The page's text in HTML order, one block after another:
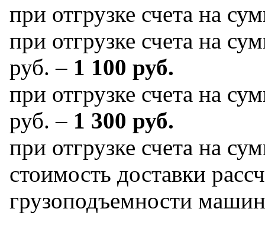
при отгрузке счета на
при отгрузке счета на
руб. – 1 100 руб.
при отгрузке счета на
руб. – 1 300 руб.
при отгрузке счета на
стоимость доставки
грузоподъемности